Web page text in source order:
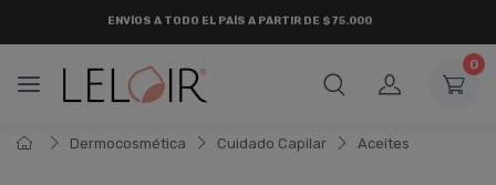
0
Dermocosmética Cuidado Capilar Aceites